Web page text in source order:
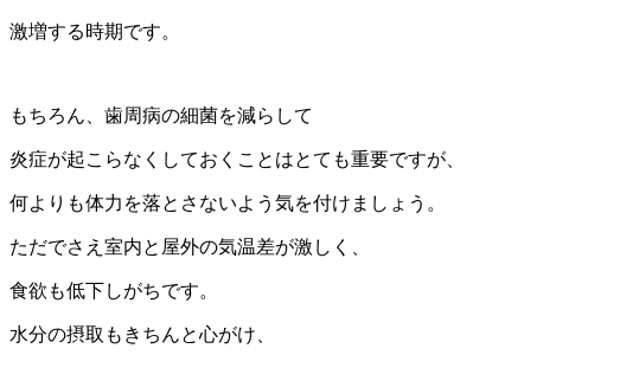
激増する時期です。
もちろん、歯周病の細菌を減らして
炎症が起こらなくしておくことはとても重要ですが、
何よりも体力を落とさないよう気を付けましょう。
ただでさえ室内と屋外の気温差が激しく、
食欲も低下しがちです。
水分の摂取もきちんと心がけ、